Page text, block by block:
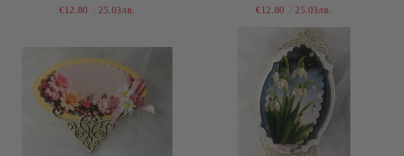
€12.80
25.03лв.
50 БР
€12.80 25.03лв.